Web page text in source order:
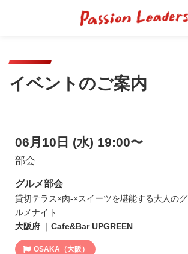
イベントのご案内
06月10日 (水) 19:00〜
部会
グルメ部会
貸切テラス×肉-×スイーツを堪能する大人のグ
ルメナイト
大阪府 ｜Cafe&Bar UPGREEN
OSAKA（大阪）